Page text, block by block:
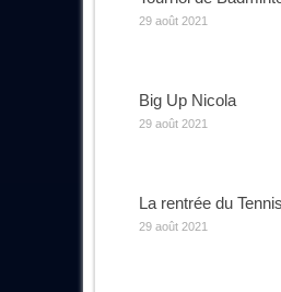
29 août 2021
Big Up Nicola
29 août 2021
La rentrée du
29 août 2021